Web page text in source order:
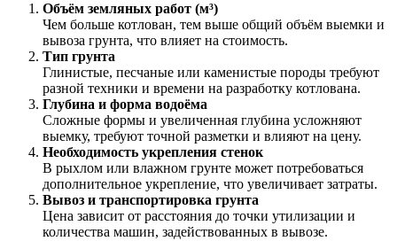
Объём земляных работ (м³)
Чем больше котлован, тем выше общий объём выемки и
вывоза грунта, что влияет на стоимость.
Тип грунта
Глинистые, песчаные или каменистые породы требуют
разной техники и времени на разработку котлована.
Глубина и форма водоёма
Сложные формы и увеличенная глубина усложняют
выемку, требуют точной разметки и влияют на цену.
Необходимость укрепления стенок
В рыхлом или влажном грунте может потребоваться
дополнительное укрепление, что увеличивает затраты.
Вывоз и транспортировка грунта
Цена зависит от расстояния до точки утилизации и
количества машин, задействованных в вывозе.